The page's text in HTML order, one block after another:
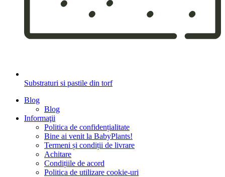
Substraturi si pastile din torf
Blog
Blog
Informaţii
Politica de confidențialitate
Bine ai venit la BabyPlants!
Termeni și condiții de livrare
Achitare
Condițiile de acord
Politica de utilizare cookie-uri